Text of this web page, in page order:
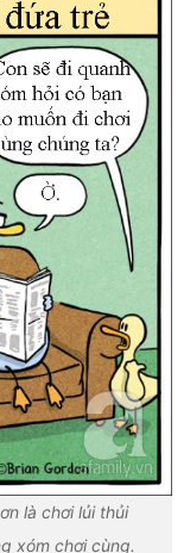
là chơi lủi thủi
xóm chơi cùng.